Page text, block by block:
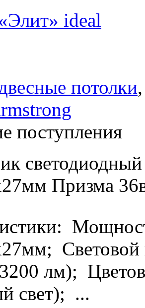
ideal
потолки
поступления
Призма
Световой
лм);
свет); ...